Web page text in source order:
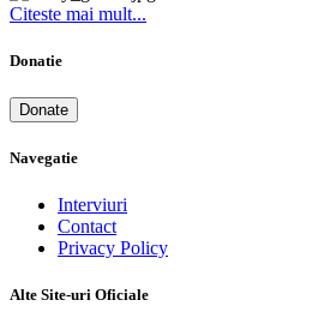
Citeste mai mult...
Donatie
Donate
Navegatie
Interviuri
Contact
Privacy Policy
Alte Site-uri Oficiale